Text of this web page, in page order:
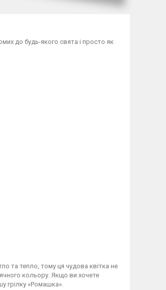
до будь-якого свята і просто як
та тепло, тому ця чудова квітка не
кольору. Якщо ви хочете
грілку «Ромашка».